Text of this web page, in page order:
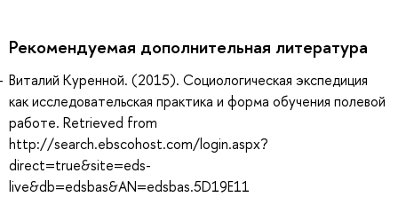
Рекомендуемая дополнительная литература
Виталий Куренной. (2015). Социологическая экспедиция
как исследовательская практика и форма обучения полевой
работе. Retrieved from
http://search.ebscohost.com/login.aspx?
direct=true&site=eds-
live&db=edsbas&AN=edsbas.5D19E11